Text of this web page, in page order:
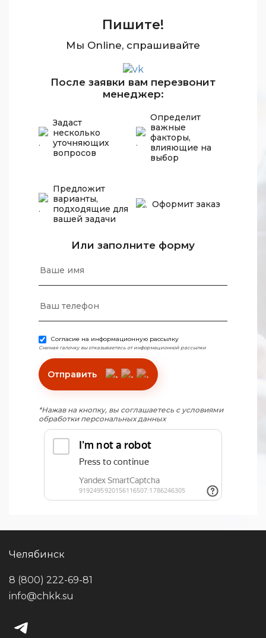
Пишите!
Мы Online, спрашивайте
После заявки вам перезвонит
менеджер:
Задаст
несколько
уточняющих
вопросов
Определит
важные
факторы,
влияющие на
выбор
Предложит
варианты,
подходящие для
вашей задачи
Оформит заказ
Или заполните форму
Согласие на информационную рассылку
Снимая галочку вы отказываетесь от информационной рассылки
Отправить
*Нажав на кнопку, вы соглашаетесь с условиями
обработки персональных данных
Челябинск
8 (800) 222-69-81
info@chkk.su